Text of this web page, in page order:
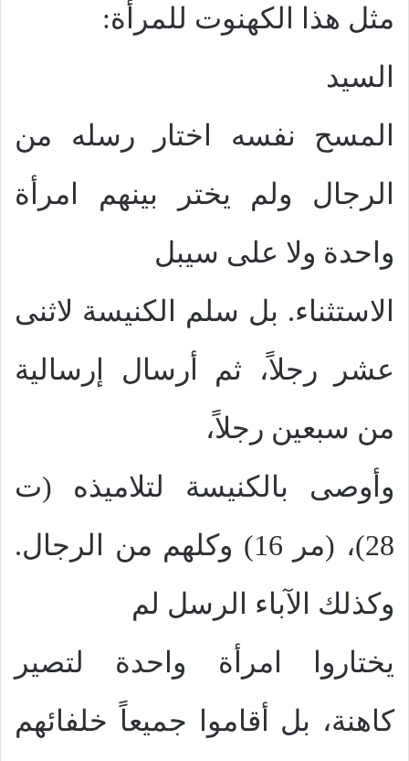
مثل هذا الكهنوت للمرأة:
السيد
المسح نفسه اختار رسله من
الرجال ولم يختر بينهم امرأة
واحدة ولا على سيبل
الاستثناء. بل سلم الكنيسة لاثنى
عشر رجلاً، ثم أرسال إرسالية
من سبعين رجلاً،
وأوصى بالكنيسة لتلاميذه (ت
28)، (مر 16) وكلهم من الرجال.
وكذلك الآباء الرسل لم
يختاروا امرأة واحدة لتصير
كاهنة، بل أقاموا جميعاً خلفائهم